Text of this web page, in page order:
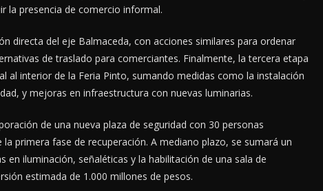
la presencia de comercio informal.
directa del eje Balmaceda, con acciones similares para ordenar
de traslado para comerciantes. Finalmente, la tercera etapa
al interior de la Feria Pinto, sumando medidas como la instalación
y mejoras en infraestructura con nuevas luminarias.
de una nueva plaza de seguridad con 30 personas
primera fase de recuperación. A mediano plazo, se sumará un
iluminación, señaléticas y la habilitación de una sala de
estimada de 1.000 millones de pesos.